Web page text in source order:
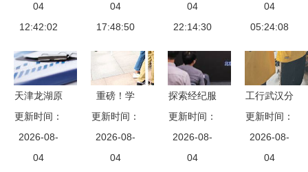
享座谈会第
二期活动回
04
12:42:02
阴市庆祝中
国农民丰收
品推介活动
04
17:48:50
导师联合指
导 多方联
发展路径
04
22:14:30
服务强监管
推动企业健
04
05:24:08
天津龙湖原
著与链家网
职业中介活
动背后的房
更新时间：
2026-08-
04
重磅！学
校“助翔行
动”入选教
育部高校思
更新时间：
2026-08-
04
探索经纪服
务新发展
麦田房产携
手中介协会
更新时间：
2026-08-
04
工行武汉分
行 创新服
务模式，助
力灵活就业
更新时间：
2026-08-
04